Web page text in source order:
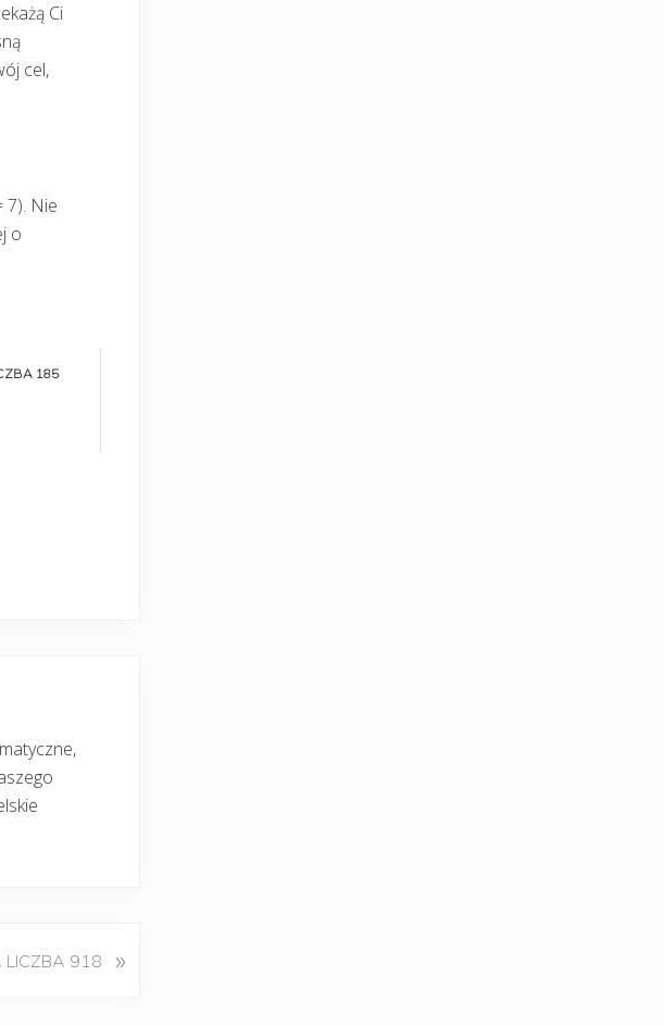
Ci
cel,
7). Nie
o
185
LICZBA 918 »